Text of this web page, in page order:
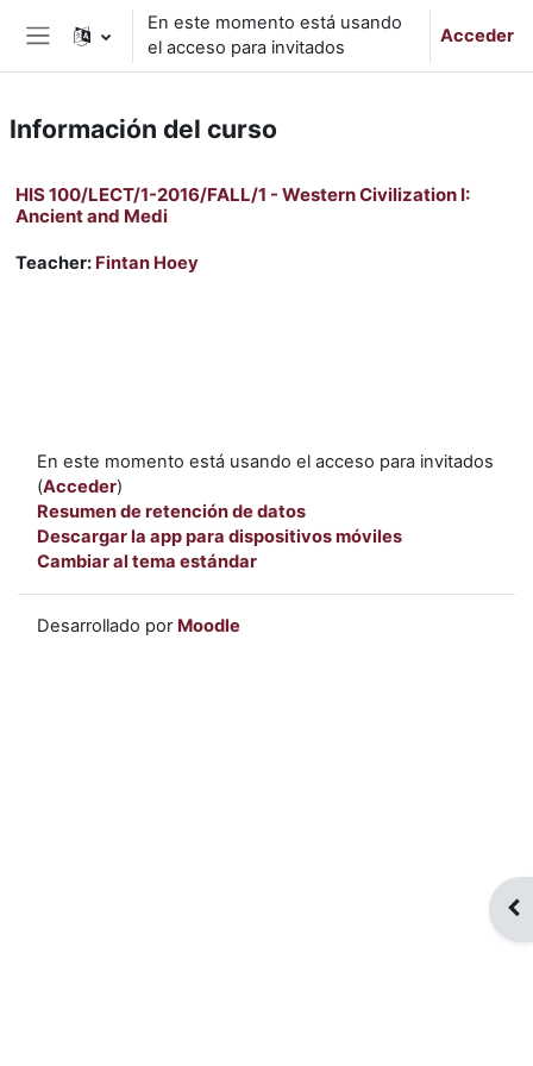
Salta al contenido principal
Panel lateral
En este momento está usando
el acceso para invitados
Acceder
Información del curso
HIS 100/LECT/1-2016/FALL/1 - Western Civilization I:
Ancient and Medi
Teacher: Fintan Hoey
En este momento está usando el acceso para invitados
(Acceder)
Resumen de retención de datos
Descargar la app para dispositivos móviles
Cambiar al tema estándar
Desarrollado por Moodle